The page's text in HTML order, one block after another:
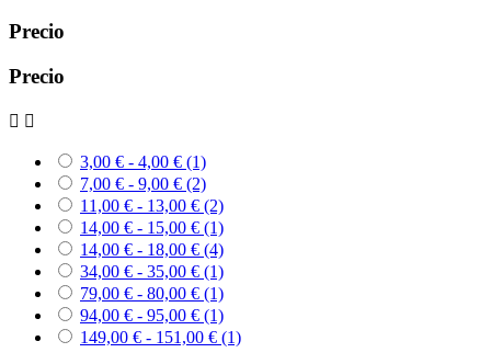
Precio
Precio
 
3,00 € - 4,00 € (1)
7,00 € - 9,00 € (2)
11,00 € - 13,00 € (2)
14,00 € - 15,00 € (1)
14,00 € - 18,00 € (4)
34,00 € - 35,00 € (1)
79,00 € - 80,00 € (1)
94,00 € - 95,00 € (1)
149,00 € - 151,00 € (1)